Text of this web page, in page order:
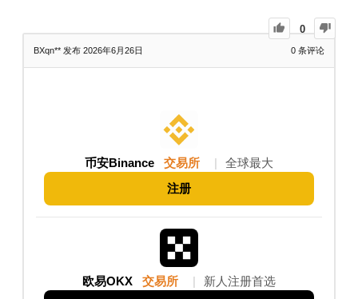
0
BXqn** 发布 2026年6月26日 0 条评论
币安Binance 交易所 全球最大
注册
欧易OKX 交易所 新人注册首选